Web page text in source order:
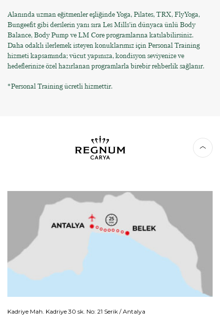
Alanında uzman eğitmenler eşliğinde Yoga, Pilates, TRX, FlyYoga,
Bungeefit gibi derslerin yanı sıra Les Mills’in dünyaca ünlü Body
Balance, Body Pump ve LM Core programlarına katılabilirsiniz.
Daha odaklı ilerlemek isteyen konuklarımız için Personal Training
hizmeti kapsamında; vücut yapınıza, kondisyon seviyenize ve
hedeflerinize özel hazırlanan programlarla birebir rehberlik sağlanır.
*Personal Training ücretli hizmettir.
Kadriye Mah. Kadriye 30 sk. No: 21 Serik / Antalya